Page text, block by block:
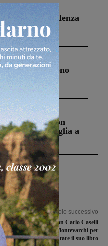
oltre la scadenza
“Un
in cui morirono
schianto, il
fra tir....
di Castiglion
ucciso la figlia a
Articolo successivo
Il Magistrato Gian Carlo Caselli
questa sera a Montevarchi per
presentare il suo libro